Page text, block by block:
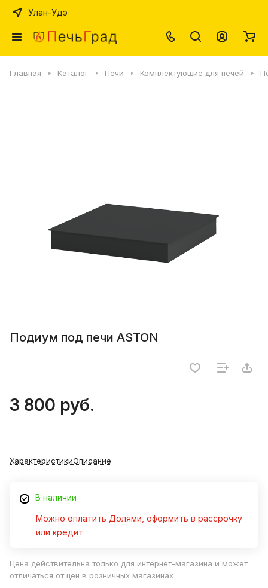
Улан-Удэ
Главная Каталог Печи Комплектующие для печей
Подиум под печи ASTON
3 800 руб.
ХарактеристикиОписание
В наличии
Можно оплатить Долями, оформить в рассрочку
или кредит
Цена действительна только для интернет-магазина и может
отличаться от цен в розничных магазинах